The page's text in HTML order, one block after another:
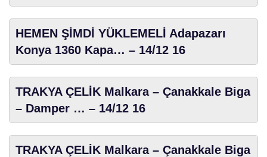
HEMEN ŞİMDİ YÜKLEMELİ Adapazarı
Konya 1360 Kapa… – 14/12 16
TRAKYA ÇELİK Malkara – Çanakkale Biga
– Damper … – 14/12 16
TRAKYA ÇELİK Malkara – Çanakkale Biga